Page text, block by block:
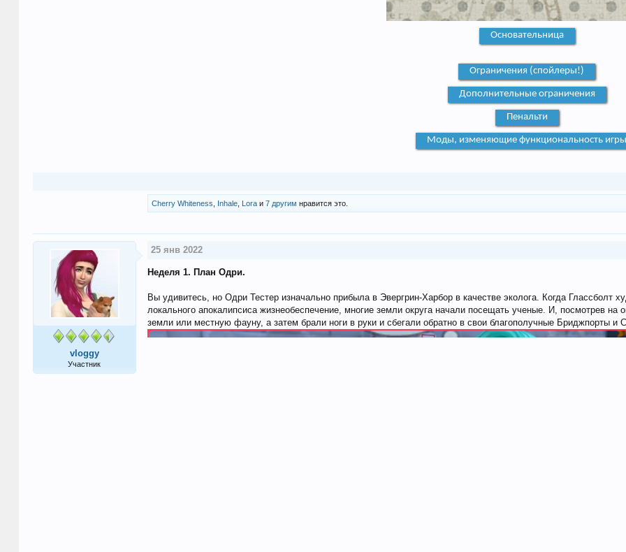
Основательница
Ограничения (спойлеры!)
Дополнительные ограничения
Пенальти
Моды, изменяющие функциональность игры
Cherry Whiteness Inhale, Loraи 7 другим нравится это.
vloggy
Участник
25 янв 2022
Неделя 1. План Одри.
Вы удивитесь, но Одри Тестер изначально прибыла в Эвергрин-Харбор в качестве эколога. Когда Глассболт
локального апокалипсиса жизнеобеспечение, многие земли округа начали посещать ученые. И, посмотрев
земли или местную фауну, а затем брали ноги в руки и сбегали обратно в свои благополучные Бриджпорты